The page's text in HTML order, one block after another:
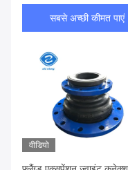
डीआईएन पाइपिंग से मेल खाना
एक्सेन्ट्रिक रिड्यूसर रबर लचीला
सबसे अच्छी कीमत पाएं
वीडियो